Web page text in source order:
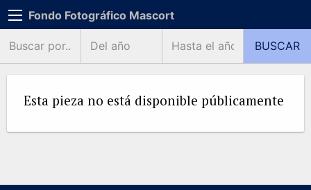
Fondo Fotográfico Mascort
Esta pieza no está disponible públicamente